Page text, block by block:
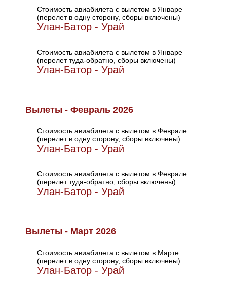
Стоимость авиабилета с вылетом в Январе
(перелет в одну сторону, сборы включены)
Улан-Батор - Урай
Стоимость авиабилета с вылетом в Январе
(перелет туда-обратно, сборы включены)
Улан-Батор - Урай
Вылеты - Февраль 2026
Стоимость авиабилета с вылетом в Феврале
(перелет в одну сторону, сборы включены)
Улан-Батор - Урай
Стоимость авиабилета с вылетом в Феврале
(перелет туда-обратно, сборы включены)
Улан-Батор - Урай
Вылеты - Март 2026
Стоимость авиабилета с вылетом в Марте
(перелет в одну сторону, сборы включены)
Улан-Батор - Урай